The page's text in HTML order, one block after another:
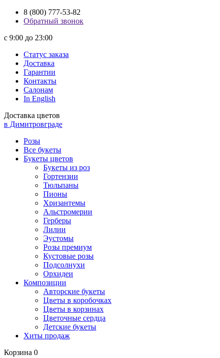
8 (800) 777-53-82
Обратный звонок
с 9:00 до 23:00
Статус заказа
Доставка
Гарантии
Контакты
Салонам
In English
Доставка цветов
в Димитровграде
Розы
Все букеты
Букеты цветов
Букеты из роз
Гортензии
Тюльпаны
Пионы
Хризантемы
Альстромерии
Герберы
Лилии
Эустомы
Розы премиум
Кустовые розы
Подсолнухи
Орхидеи
Композиции
Авторские букеты
Цветы в коробочках
Цветы в корзинах
Цветочные сердца
Детские букеты
Хиты продаж
Корзина 0